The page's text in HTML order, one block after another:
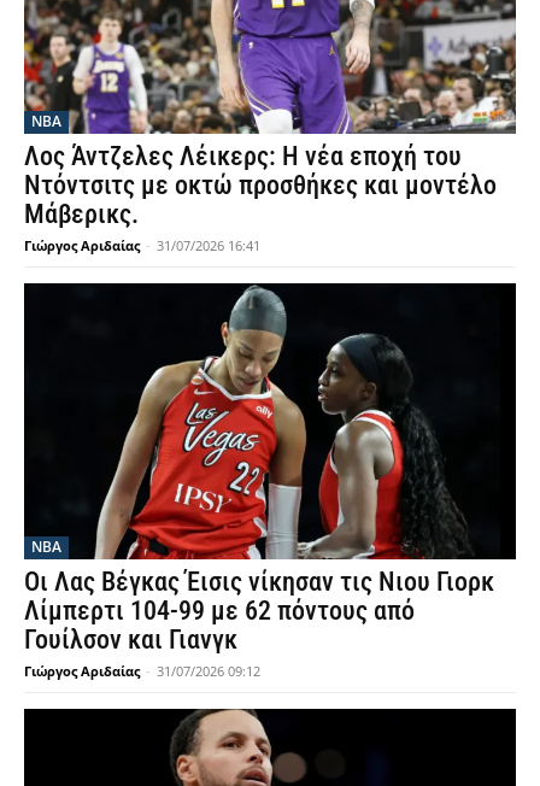
NBA
Λος Άντζελες Λέικερς: Η νέα εποχή του
Ντόντσιτς με οκτώ προσθήκες και μοντέλο
Μάβερικς.
Γιώργος Αριδαίας - 31/07/2026 16:41
NBA
Οι Λας Βέγκας Έισις νίκησαν τις Νιου Γιορκ
Λίμπερτι 104-99 με 62 πόντους από
Γουίλσον και Γιανγκ
Γιώργος Αριδαίας - 31/07/2026 09:12